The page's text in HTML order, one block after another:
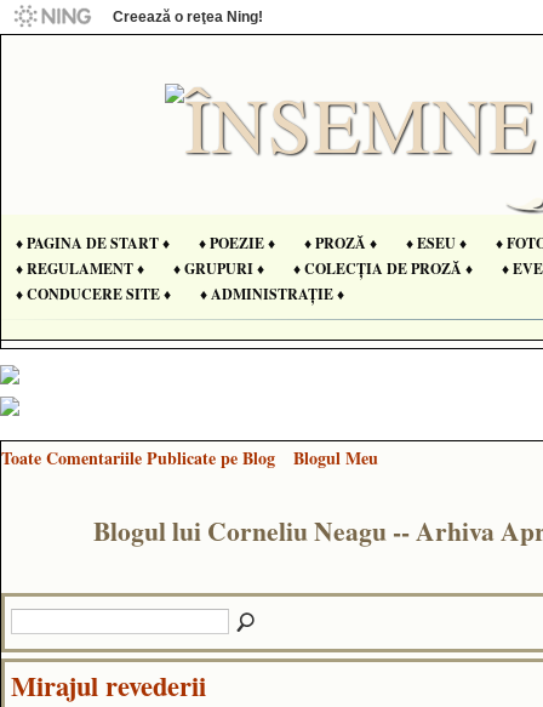
Creează o reţea Ning!
♦ PAGINA DE START ♦ ♦ POEZIE ♦ ♦ PROZĂ ♦ ♦ ESEU ♦
♦
♦ REGULAMENT ♦
♦ GRUPURI ♦ ♦ COLECȚIA DE PROZĂ ♦
♦
♦ CONDUCERE SITE ♦
♦ ADMINISTRAȚIE ♦
Toate Comentariile Publicate pe Blog Blogul Meu
Blogul lui Corneliu Neagu -- Arhiva
Mirajul revederii